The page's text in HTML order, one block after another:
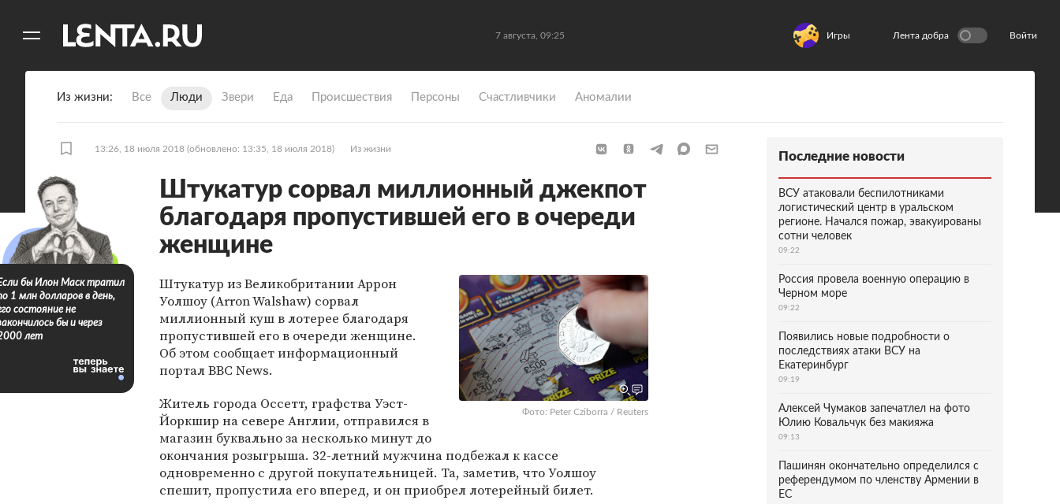
7 августа, 09:25 Игры Лента добра Войти
Из жизни Все Люди Звери Еда Происшествия Персоны Счастливчики Аномалии
13:26, 18 июля 2018 (обновлено: 13:35, 18 июля 2018) Из жизни
Штукатур сорвал миллионный джекпот
благодаря пропустившей его в очереди
женщине
Фото: Peter Cziborra / Reuters
Штукатур из Великобритании Аррон
Уолшоу (Arron Walshaw) сорвал
миллионный куш в лотерее благодаря
пропустившей его в очереди женщине.
Об этом сообщает информационный
портал BBC News.
Житель города Оссетт, графства Уэст-
Йоркшир на севере Англии, отправился в
магазин буквально за несколько минут до
окончания розыгрыша. 32-летний мужчина подбежал к кассе
одновременно с другой покупательницей. Та, заметив, что Уолшоу
спешит, пропустила его вперед, и он приобрел лотерейный билет.
бы Илон Маск тратил
1 млн долларов в день,
состояние не
бы и через
лет
Последние новости
ВСУ атаковали беспилотниками
логистический центр в уральском
регионе. Начался пожар, эвакуированы
сотни человек
09:22
Россия провела военную операцию в
Черном море
09:22
Появились новые подробности о
последствиях атаки ВСУ на
Екатеринбург
09:19
Алексей Чумаков запечатлел на фото
Юлию Ковальчук без макияжа
09:13
Пашинян окончательно определился с
референдумом по членству Армении в
ЕС